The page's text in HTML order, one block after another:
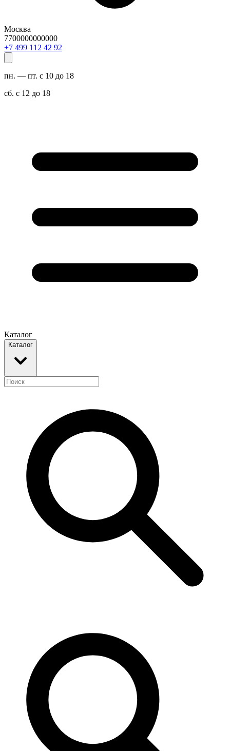
Москва
7700000000000
29 24 211 994 7+
пн. — пт. с 10 до 18
сб. с 12 до 18
Каталог
Каталог